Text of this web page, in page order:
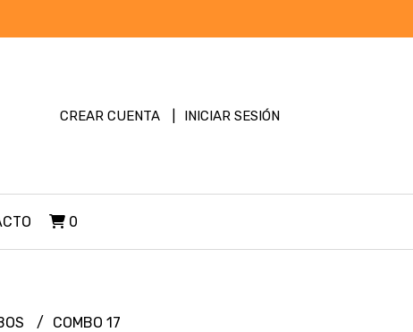
CREAR CUENTA INICIAR SESIÓN
0
COMBO 17